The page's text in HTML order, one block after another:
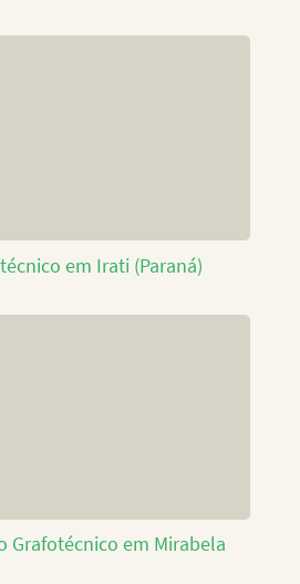
em Irati (Paraná)
Grafotécnico em Mirabela